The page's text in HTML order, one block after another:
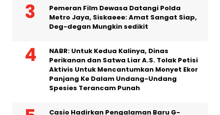
Pemeran Film Dewasa Datangi Polda
Metro Jaya, Siskaeee: Amat Sangat Siap,
Deg-degan Mungkin sedikit
NABR: Untuk Kedua Kalinya, Dinas
Perikanan dan Satwa Liar A.S. Tolak Petisi
Aktivis Untuk Mencantumkan Monyet Ekor
Panjang Ke Dalam Undang-Undang
Spesies Terancam Punah
Casio Hadirkan Pengalaman Baru G-